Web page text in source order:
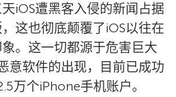
iOS遭黑客入侵的新闻占据
这也彻底颠覆了iOS以往在
。这一切都源于危害巨大
意软件的出现，目前已成功
万个iPhone手机账户。